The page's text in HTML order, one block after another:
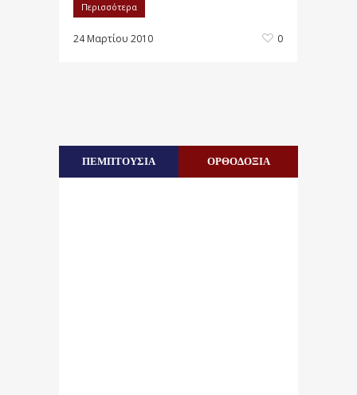
Περισσότερα
24 Μαρτίου 2010 0
ΠΕΜΠΤΟΥΣΙΑ ΟΡΘΟΔΟΞΙΑ